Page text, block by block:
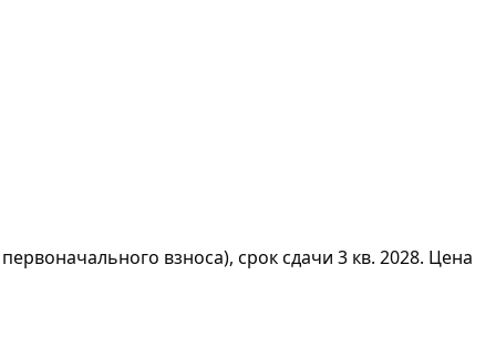
взноса), срок сдачи 3 кв. 2028. Цена